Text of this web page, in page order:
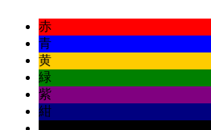
赤
青
黄
緑
紫
紺